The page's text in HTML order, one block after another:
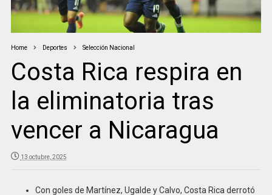
Home Deportes Selección Nacional
Costa Rica respira en
la eliminatoria tras
vencer a Nicaragua
13 octubre, 2025
Con goles de Martínez, Ugalde y Calvo, Costa Rica derrotó